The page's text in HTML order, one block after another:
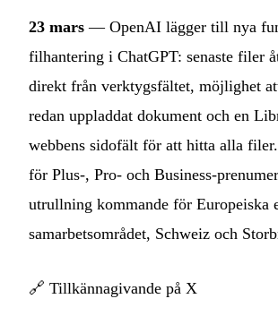
23 mars — OpenAI lägger till nya
filhantering i ChatGPT: senaste filer
direkt från verktygsfältet, möjlighet
redan uppladdat dokument och en
webbens sidofält för att hitta alla
för Plus-, Pro- och Business-
utrullning kommande för Europeiska
samarbetsområdet, Schweiz och
🔗 Tillkännagivande på X